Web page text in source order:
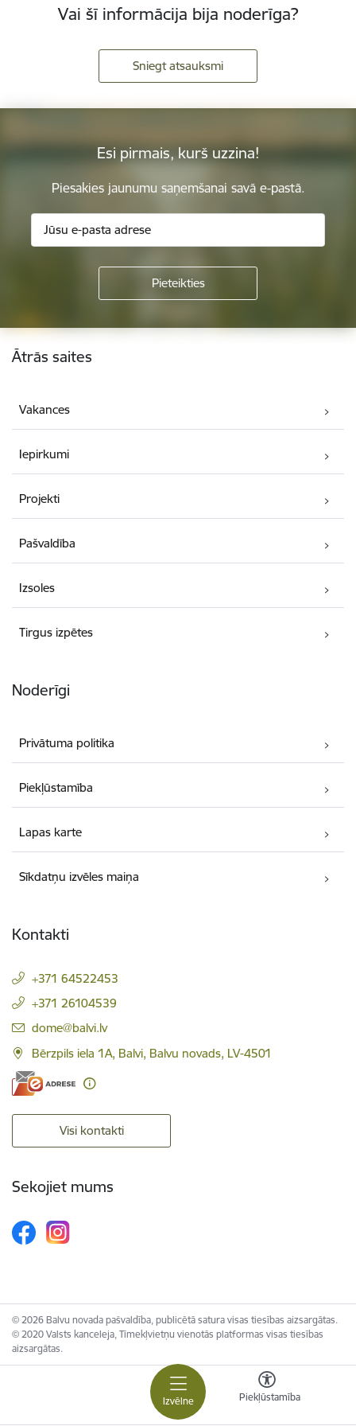
Izvēlne Piekļūstamība
Vai šī informācija bija noderīga?
Sniegt atsauksmi
Esi pirmais, kurš uzzina!
Piesakies jaunumu saņemšanai savā e-pastā.
Kājene
Ātrās saites
Vakances
Iepirkumi
Projekti
Pašvaldība
Izsoles
Tirgus izpētes
Noderīgi
Privātuma politika
Piekļūstamība
Lapas karte
Sīkdatņu izvēles maiņa
Kontakti
+371 64522453
+371 26104539
E-pasts:
dome@balvi.lv
Bērzpils iela 1A, Balvi, Balvu novads, LV-4501
Visi kontakti
Sekojiet mums
© 2026 Balvu novada pašvaldība, publicētā satura visas tiesības aizsargātas.
© 2020 Valsts kanceleja, Tīmekļvietņu vienotās platformas visas tiesības
aizsargātas.